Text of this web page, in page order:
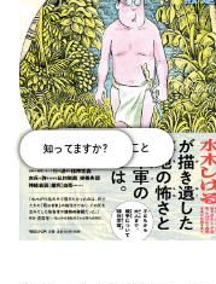
太平洋戦争のこと
知ってますか？